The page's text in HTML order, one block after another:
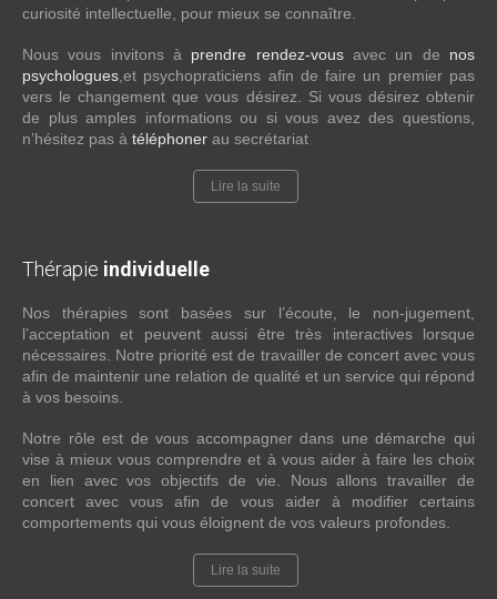
curiosité intellectuelle, pour mieux se connaître.
Nous vous invitons à prendre rendez-vousavec un de nos
psychologues,et psychopraticiens afin de faire un premier pas
vers le changement que vous désirez. Si vous désirez obtenir
de plus amples informations ou si vous avez des questions,
n’hésitez pas à téléphoner au secrétariat
Lire la suite
Thérapie individuelle
Nos thérapies sont basées sur l’écoute, le non-jugement,
l’acceptation et peuvent aussi être très interactives lorsque
nécessaires. Notre priorité est de travailler de concert avec vous
afin de maintenir une relation de qualité et un service qui répond
à vos besoins.
Notre rôle est de vous accompagner dans une démarche qui
vise à mieux vous comprendre et à vous aider à faire les choix
en lien avec vos objectifs de vie. Nous allons travailler de
concert avec vous afin de vous aider à modifier certains
comportements qui vous éloignent de vos valeurs profondes.
Lire la suite